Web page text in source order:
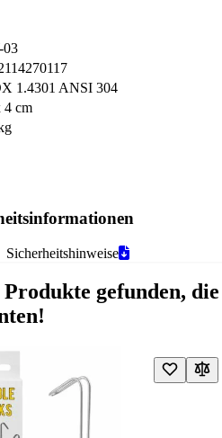
03
1.4301 ANSI 304
4 cm
Sicherheitshinweise
gefunden, die
of the carousel is possible using
überspringen